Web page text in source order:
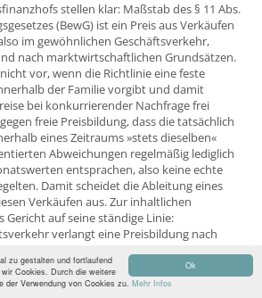
Ok
zu gestalten und fortlaufend
Cookies. Durch die weitere
der Verwendung von Cookies zu. Mehr Infos
stellen klar: Maßstab des § 11 Abs.
(BewG) ist ein Preis aus Verkäufen
im gewöhnlichen Geschäftsverkehr,
nach marktwirtschaftlichen Grundsätzen.
vor, wenn die Richtlinie eine feste
der Familie vorgibt und damit
bei konkurrierender Nachfrage frei
freie Preisbildung, dass die tatsächlich
eines Zeitraums »stets dieselben«
Abweichungen regelmäßig lediglich
entsprachen, also keine echte
Damit scheidet die Ableitung eines
Verkäufen aus. Zur inhaltlichen
Gericht auf seine ständige Linie:
verlangt eine Preisbildung nach
oder persönliche Verhältnisse
Das hat der Bundesfinanzhof schon am